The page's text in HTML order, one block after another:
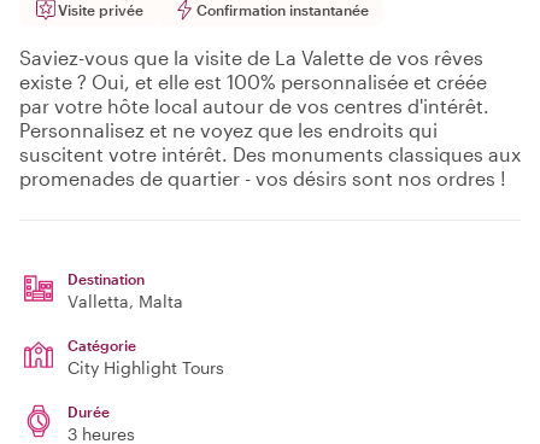
Visite privée Confirmation instantanée
Saviez-vous que la visite de La Valette de vos rêves
existe ? Oui, et elle est 100% personnalisée et créée
par votre hôte local autour de vos centres d'intérêt.
Personnalisez et ne voyez que les endroits qui
suscitent votre intérêt. Des monuments classiques aux
promenades de quartier - vos désirs sont nos ordres !
Destination
Valletta, Malta
Catégorie
City Highlight Tours
Durée
3 heures